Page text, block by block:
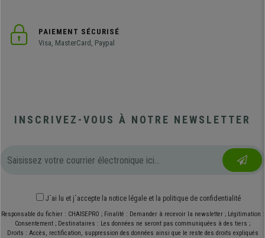
PAIEMENT SÉCURISÉ
Visa, MasterCard, Paypal
INSCRIVEZ-VOUS À NOTRE NEWSLETTER
J´ai lu et j´accepte la notice légale et la politique de confidentialité
Responsable du fichier : CHAISEPRO ; Finalité : Demander à recevoir la newsletter ; Légitimation :
Consentement ; Destinataires : Les données ne seront pas communiquées à des tiers ;
Droits : Accès, rectification, suppression des données ainsi que le reste des droits expliqués